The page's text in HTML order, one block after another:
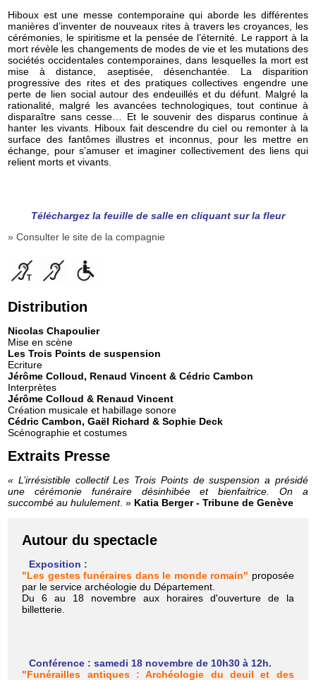
Hiboux est une messe contemporaine qui aborde les différentes
manières d’inventer de nouveaux rites à travers les croyances, les
cérémonies, le spiritisme et la pensée de l’éternité. Le rapport à la
mort révèle les changements de modes de vie et les mutations des
sociétés occidentales contemporaines, dans lesquelles la mort est
mise à distance, aseptisée, désenchantée. La disparition
progressive des rites et des pratiques collectives engendre une
perte de lien social autour des endeuillés et du défunt. Malgré la
rationalité, malgré les avancées technologiques, tout continue à
disparaître sans cesse… Et le souvenir des disparus continue à
hanter les vivants. Hiboux fait descendre du ciel ou remonter à la
surface des fantômes illustres et inconnus, pour les mettre en
échange, pour s’amuser et imaginer collectivement des liens qui
relient morts et vivants.
Téléchargez la feuille de salle en cliquant sur la fleur
» Consulter le site de la compagnie
Distribution
Nicolas Chapoulier
Mise en scène
Les Trois Points de suspension
Ecriture
Jérôme Colloud, Renaud Vincent & Cédric Cambon
Interprètes
Jérôme Colloud & Renaud Vincent
Création musicale et habillage sonore
Cédric Cambon, Gaël Richard & Sophie Deck
Scénographie et costumes
Extraits Presse
« L’irrésistible collectif Les Trois Points de suspension a présidé
une cérémonie funéraire désinhibée et bienfaitrice. On a
succombé au hululement. » Katia Berger - Tribune de Genève
Autour du spectacle
Exposition :
"Les gestes funéraires dans le monde romain" proposée
par le service archéologie du Département.
Du 6 au 18 novembre aux horaires d'ouverture de la
billetterie.
Conférence : samedi 18 novembre de 10h30 à 12h.
"Funérailles antiques : Archéologie du deuil et des